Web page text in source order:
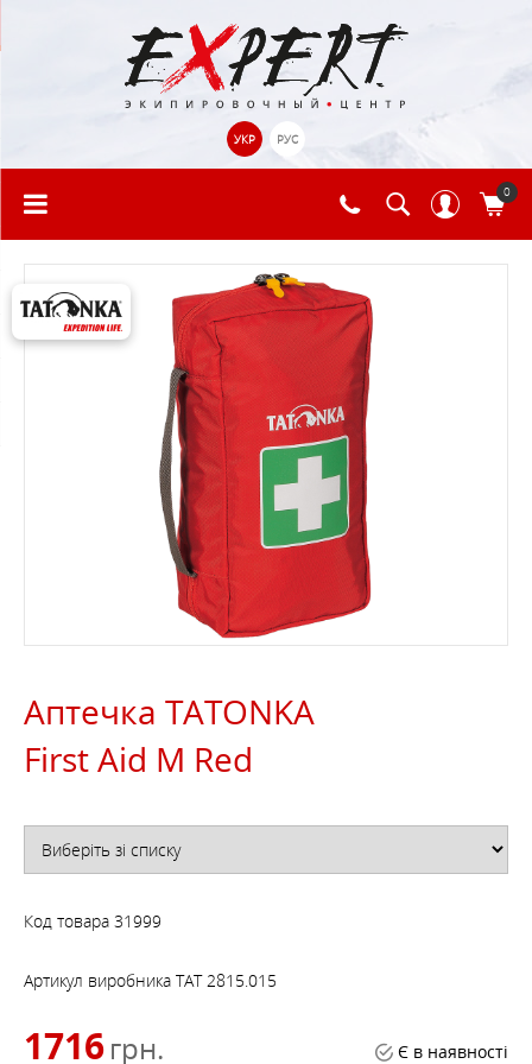
УКР РУС
0
Аптечка TATONKA
First Aid M Red
Код товара 31999
Артикул виробника TAT 2815.015
1716грн. Є в наявності